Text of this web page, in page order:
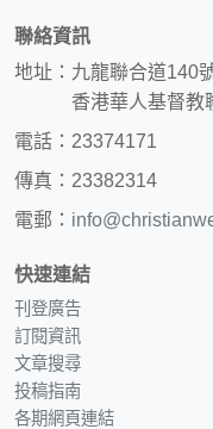
聯絡資訊
地址：九龍聯合道140
香港華人基督教
電話：23374171
傳真：23382314
電郵：
快速連結
刊登廣告
訂閱資訊
文章搜尋
投稿指南
各期網頁連結